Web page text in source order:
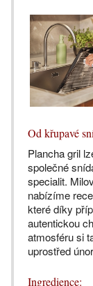
Od křupavé
Plancha gril
společné
specialit.
nabízíme
které díky
autentickou
atmosféru si
uprostřed
Ingredience: